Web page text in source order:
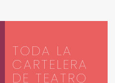
TODA LA
CARTELERA
DE TEATRO